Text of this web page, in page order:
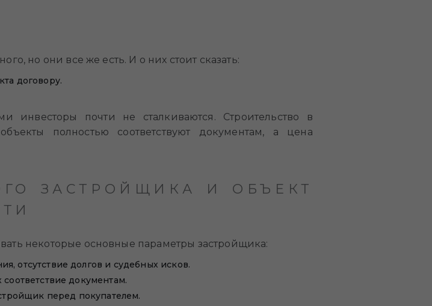
но они все же есть. И о них стоит сказать:
договору.
почти не сталкиваются. Строительство в
полностью соответствуют документам, а цена
ЗАСТРОЙЩИКА И ОБЪЕКТ
некоторые основные параметры застройщика:
отсутствие долгов и судебных исков.
документам.
перед покупателем.